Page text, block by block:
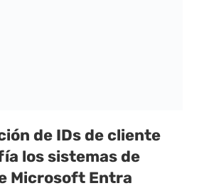
de IDs de cliente
los sistemas de
Microsoft Entra